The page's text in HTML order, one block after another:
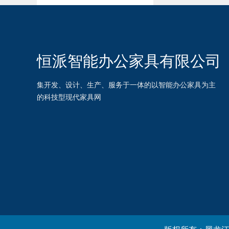
恒派智能办公家具有限公司
集开发、设计、生产、服务于一体的以智能办公家具为主
的科技型现代家具网